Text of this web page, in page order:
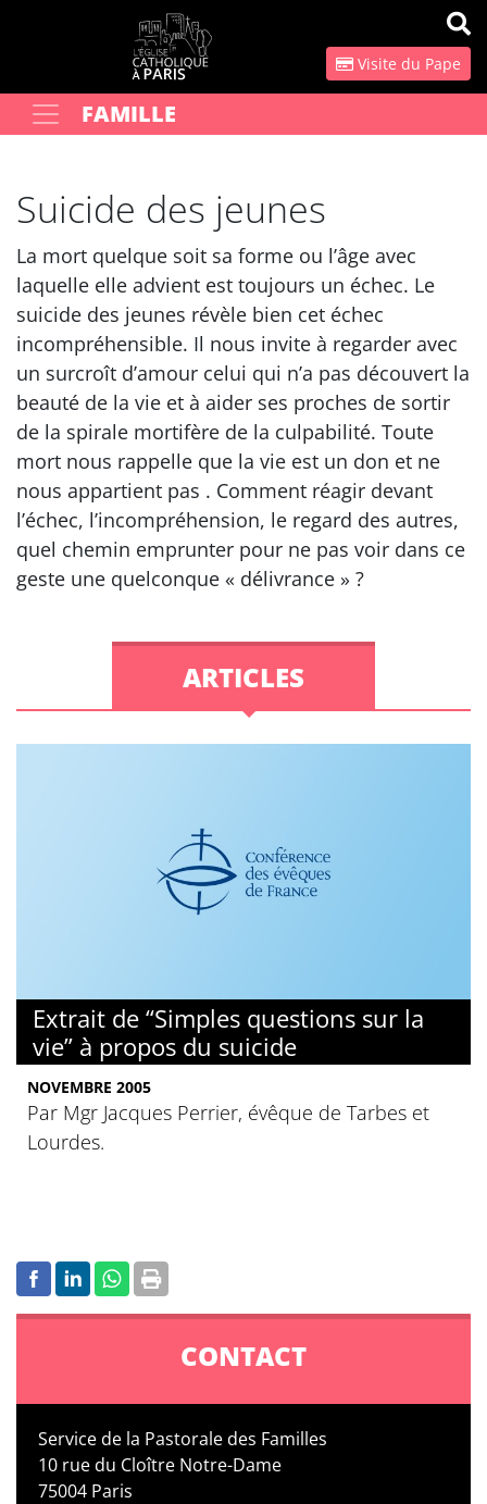
Visite du Pape
Votre rechercheFAMILLE
Suicide des jeunes
La mort quelque soit sa forme ou l’âge avec
laquelle elle advient est toujours un échec. Le
suicide des jeunes révèle bien cet échec
incompréhensible. Il nous invite à regarder avec
un surcroît d’amour celui qui n’a pas découvert la
beauté de la vie et à aider ses proches de sortir
de la spirale mortifère de la culpabilité. Toute
mort nous rappelle que la vie est un don et ne
nous appartient pas . Comment réagir devant
l’échec, l’incompréhension, le regard des autres,
quel chemin emprunter pour ne pas voir dans ce
geste une quelconque « délivrance » ?
ARTICLES
Extrait de “Simples questions sur la
vie” à propos du suicide
NOVEMBRE 2005
Par Mgr Jacques Perrier, évêque de Tarbes et
Lourdes.
CONTACT
Service de la Pastorale des Familles
10 rue du Cloître Notre-Dame
75004 Paris
Panneau de gestion des cookies